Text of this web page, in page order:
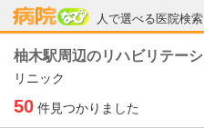
人で選べる医院検索
病院なび
柚木駅周辺のリハビリテー
リニック
50 件見つかりました